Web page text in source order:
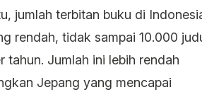
jumlah terbitan buku di
rendah, tidak sampai 10.000
tahun. Jumlah ini lebih rendah
Jepang yang mencapai